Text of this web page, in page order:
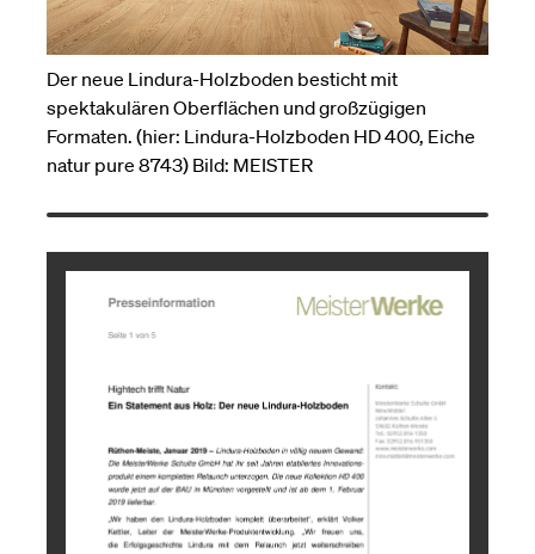
Der neue Lindura-Holzboden besticht mit
spektakulären Oberflächen und großzügigen
Formaten. (hier: Lindura-Holzboden HD 400, Eiche
natur pure 8743) Bild: MEISTER